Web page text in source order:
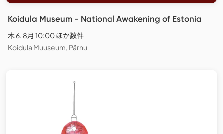
Koidula Museum - National Awakening of Estonia
木 6. 8月 10:00 ほか数件
Koidula Muuseum, Pärnu